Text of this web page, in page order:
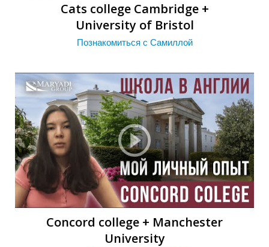
И
Cats college Cambridge +
University of Bristol
Познакомиться с Самиллой
Concord college + Manchester
University